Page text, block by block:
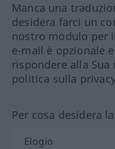
Manca una
desidera farci un
nostro modulo per
e-mail è opzionale
rispondere alla
politica sulla
Per cosa desidera